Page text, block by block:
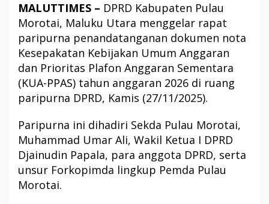
MALUTTIMES – DPRD Kabupaten Pulau
Morotai, Maluku Utara menggelar rapat
paripurna penandatanganan dokumen nota
Kesepakatan Kebijakan Umum Anggaran
dan Prioritas Plafon Anggaran Sementara
(KUA-PPAS) tahun anggaran 2026 di ruang
paripurna DPRD, Kamis (27/11/2025).
Paripurna ini dihadiri Sekda Pulau Morotai,
Muhammad Umar Ali, Wakil Ketua I DPRD
Djainudin Papala, para anggota DPRD, serta
unsur Forkopimda lingkup Pemda Pulau
Morotai.